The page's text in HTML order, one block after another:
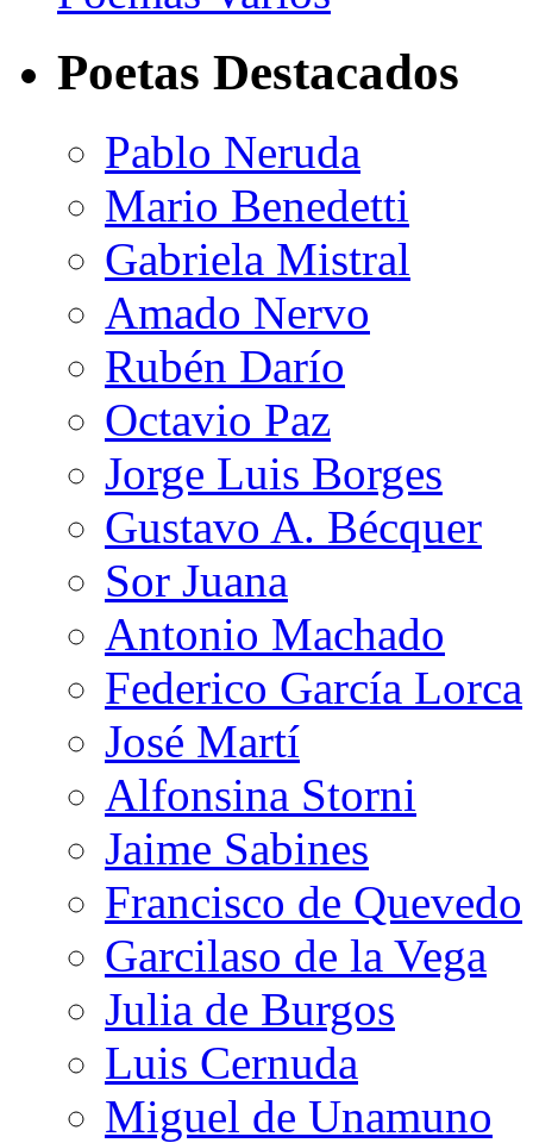
Poetas Destacados
Pablo Neruda
Mario Benedetti
Gabriela Mistral
Amado Nervo
Rubén Darío
Octavio Paz
Jorge Luis Borges
Gustavo A. Bécquer
Sor Juana
Antonio Machado
Federico García Lorca
José Martí
Alfonsina Storni
Jaime Sabines
Francisco de Quevedo
Garcilaso de la Vega
Julia de Burgos
Luis Cernuda
Miguel de Unamuno